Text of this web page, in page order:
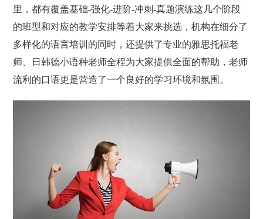
里，都有覆盖基础-强化-进阶-冲刺-真题演练这几个阶段
的班型和对应的教学安排等着大家来挑选，机构在细分了
多样化的语言培训的同时，还提供了专业的雅思托福老
师、日韩德小语种老师全程为大家提供全面的帮助，老师
流利的口语更是营造了一个良好的学习环境和氛围。